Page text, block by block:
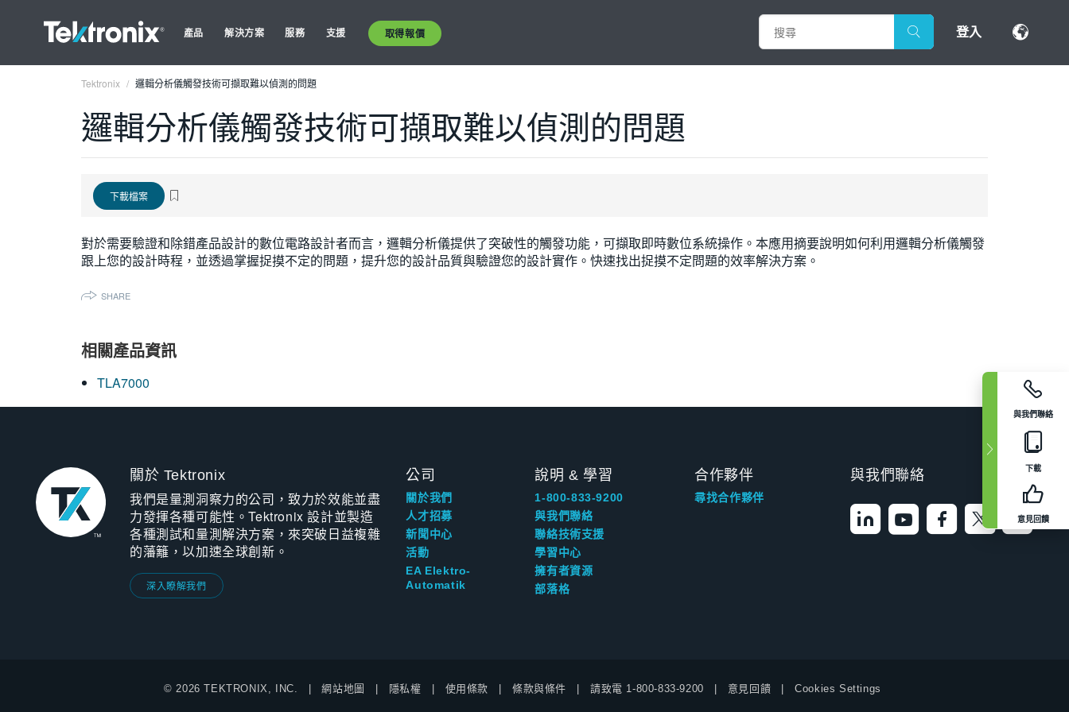
產品 解決方案 服務 支援 取得報價 登入
與我們聯絡
下載
意見回饋
Tektronix 邏輯分析儀觸發技術可擷取難以偵測的問題
邏輯分析儀觸發技術可擷取難以偵測的問題
下載檔案
對於需要驗證和除錯產品設計的數位電路設計者而言，邏輯分析儀提供了突破性的觸發功能，可擷取即時數位系統操作。本應用摘要說明如何利用邏輯分析儀觸發
跟上您的設計時程，並透過掌握捉摸不定的問題，提升您的設計品質與驗證您的設計實作。快速找出捉摸不定問題的效率解決方案。
SHARE
相關產品資訊
TLA7000
關於 Tektronix
我們是量測洞察力的公司，致力於效能並盡
力發揮各種可能性。Tektronix 設計並製造
各種測試和量測解決方案，來突破日益複雜
的藩籬，以加速全球創新。
深入瞭解我們
公司
關於我們
人才招募
新聞中心
活動
EA Elektro-
Automatik
說明 & 學習
1-800-833-9200
與我們聯絡
聯絡技術支援
學習中心
擁有者資源
部落格
合作夥伴
尋找合作夥伴
與我們聯絡
© 2026 TEKTRONIX, INC. 網站地圖 隱私權 使用條款 條款與條件 請致電 1-800-833-9200 意見回饋 Cookies Settings